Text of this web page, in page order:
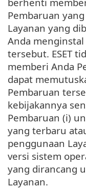
Pembaruan
Layanan yang
Anda
tersebut. ESET
memberi Anda
dapat
Pembaruan
kebijakannya
Pembaruan (i)
yang terbaru
penggunaan
versi sistem
yang dirancang
Layanan.